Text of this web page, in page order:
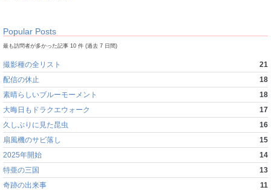
Popular Posts
最も訪問者が多かった記事 10 件 (過去 7 日間)
撮影種の全リスト
21
配信の休止
18
素晴らしいブルーモーメント
18
大晦日もドラクエウォーク
17
久しぶりに見た昆虫
16
扇風機のサビ落し
15
2025年開始
14
特亜の三国
13
奇跡の出来事
11